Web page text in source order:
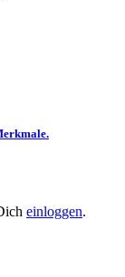
einloggen.